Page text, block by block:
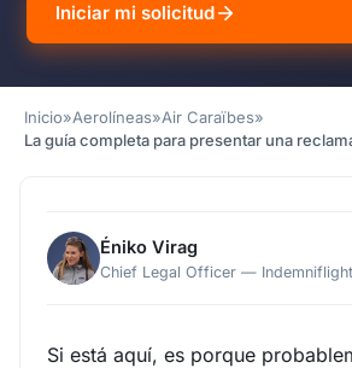
Iniciar mi solicitud
Inicio»Aerolíneas»Air Caraïbes»
La guía completa para presentar una
Éniko Virag
Chief Legal Officer — Indemniflight
Si está aquí, es porque